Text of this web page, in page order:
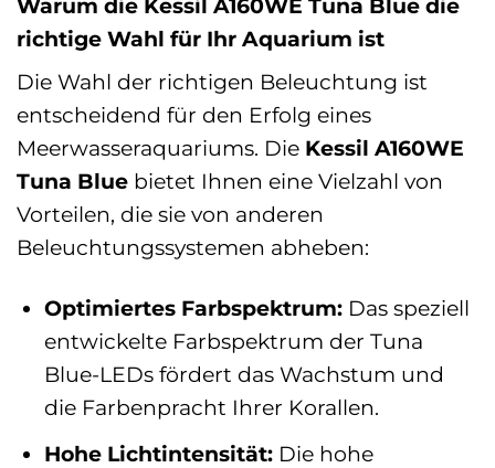
Warum die Kessil A160WE Tuna Blue die
richtige Wahl für Ihr Aquarium ist
Die Wahl der richtigen Beleuchtung ist
entscheidend für den Erfolg eines
Meerwasseraquariums. Die Kessil A160WE
Tuna Blue bietet Ihnen eine Vielzahl von
Vorteilen, die sie von anderen
Beleuchtungssystemen abheben:
Optimiertes Farbspektrum:Das speziell
entwickelte Farbspektrum der Tuna
Blue-LEDs fördert das Wachstum und
die Farbenpracht Ihrer Korallen.
Hohe Lichtintensität:Die hohe